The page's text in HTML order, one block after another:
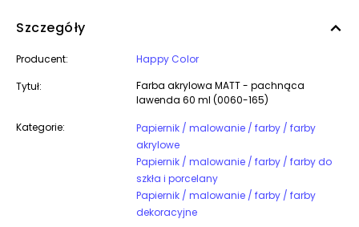
Szczegóły
Producent:
Happy Color
Tytuł:
Farba akrylowa MATT - pachnąca
lawenda 60 ml (0060-165)
Kategorie:
Papiernik / malowanie / farby / farby
akrylowe
Papiernik / malowanie / farby / farby do
szkła i porcelany
Papiernik / malowanie / farby / farby
dekoracyjne